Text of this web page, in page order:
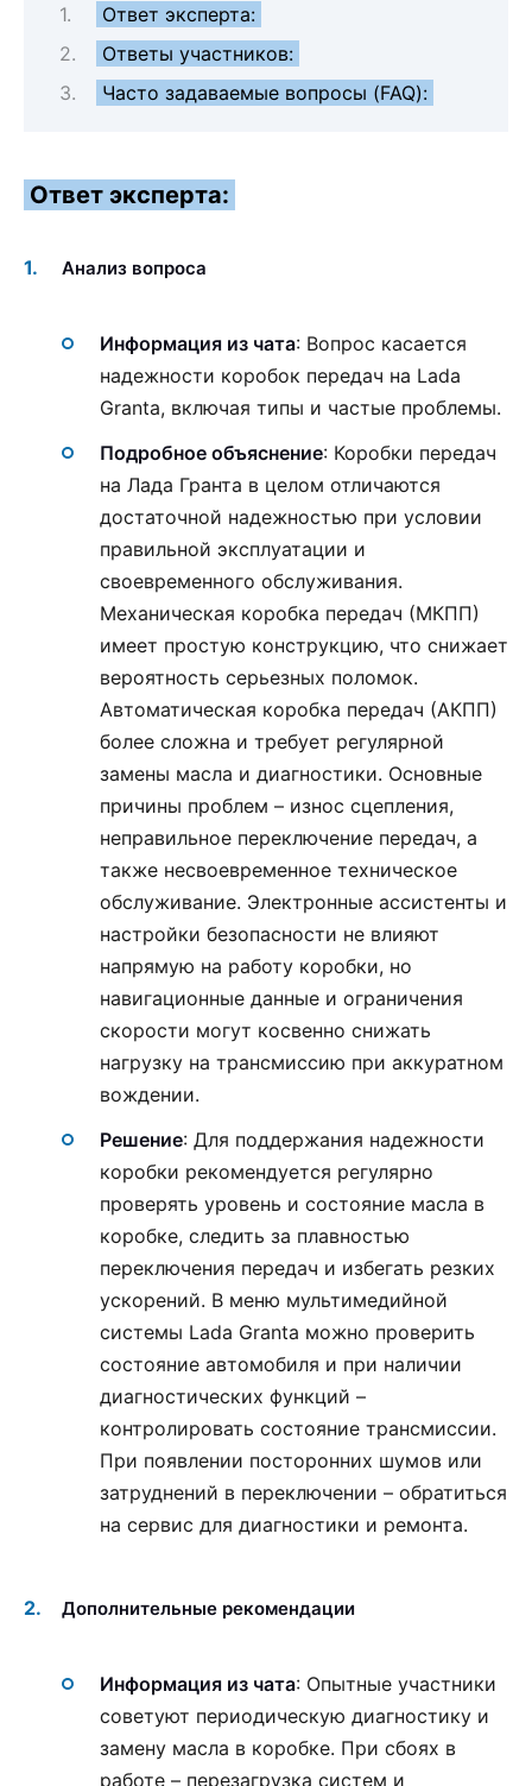
Ответ эксперта:
Ответы участников:
Часто задаваемые вопросы (FAQ):
Ответ эксперта:
Анализ вопроса
Информация из чата: Вопрос касается
надежности коробок передач на Lada
Granta, включая типы и частые проблемы.
Подробное объяснение: Коробки передач
на Лада Гранта в целом отличаются
достаточной надежностью при условии
правильной эксплуатации и
своевременного обслуживания.
Механическая коробка передач (МКПП)
имеет простую конструкцию, что снижает
вероятность серьезных поломок.
Автоматическая коробка передач (АКПП)
более сложна и требует регулярной
замены масла и диагностики. Основные
причины проблем – износ сцепления,
неправильное переключение передач, а
также несвоевременное техническое
обслуживание. Электронные ассистенты и
настройки безопасности не влияют
напрямую на работу коробки, но
навигационные данные и ограничения
скорости могут косвенно снижать
нагрузку на трансмиссию при аккуратном
вождении.
Решение: Для поддержания надежности
коробки рекомендуется регулярно
проверять уровень и состояние масла в
коробке, следить за плавностью
переключения передач и избегать резких
ускорений. В меню мультимедийной
системы Lada Granta можно проверить
состояние автомобиля и при наличии
диагностических функций –
контролировать состояние трансмиссии.
При появлении посторонних шумов или
затруднений в переключении – обратиться
на сервис для диагностики и ремонта.
Дополнительные рекомендации
Информация из чата: Опытные участники
советуют периодическую диагностику и
замену масла в коробке. При сбоях в
работе – перезагрузка систем и